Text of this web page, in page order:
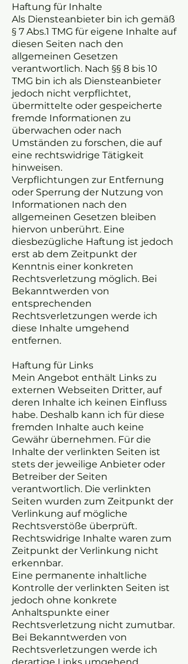
Haftung für Inhalte
Als Diensteanbieter bin ich gemäß
§ 7 Abs.1 TMG für eigene Inhalte auf
diesen Seiten nach den
allgemeinen Gesetzen
verantwortlich. Nach §§ 8 bis 10
TMG bin ich als Diensteanbieter
jedoch nicht verpflichtet,
übermittelte oder gespeicherte
fremde Informationen zu
überwachen oder nach
Umständen zu forschen, die auf
eine rechtswidrige Tätigkeit
hinweisen.
Verpflichtungen zur Entfernung
oder Sperrung der Nutzung von
Informationen nach den
allgemeinen Gesetzen bleiben
hiervon unberührt. Eine
diesbezügliche Haftung ist jedoch
erst ab dem Zeitpunkt der
Kenntnis einer konkreten
Rechtsverletzung möglich. Bei
Bekanntwerden von
entsprechenden
Rechtsverletzungen werde ich
diese Inhalte umgehend
entfernen.
Haftung für Links
Mein Angebot enthält Links zu
externen Webseiten Dritter, auf
deren Inhalte ich keinen Einfluss
habe. Deshalb kann ich für diese
fremden Inhalte auch keine
Gewähr übernehmen. Für die
Inhalte der verlinkten Seiten ist
stets der jeweilige Anbieter oder
Betreiber der Seiten
verantwortlich. Die verlinkten
Seiten wurden zum Zeitpunkt der
Verlinkung auf mögliche
Rechtsverstöße überprüft.
Rechtswidrige Inhalte waren zum
Zeitpunkt der Verlinkung nicht
erkennbar.
Eine permanente inhaltliche
Kontrolle der verlinkten Seiten ist
jedoch ohne konkrete
Anhaltspunkte einer
Rechtsverletzung nicht zumutbar.
Bei Bekanntwerden von
Rechtsverletzungen werde ich
derartige Links umgehend